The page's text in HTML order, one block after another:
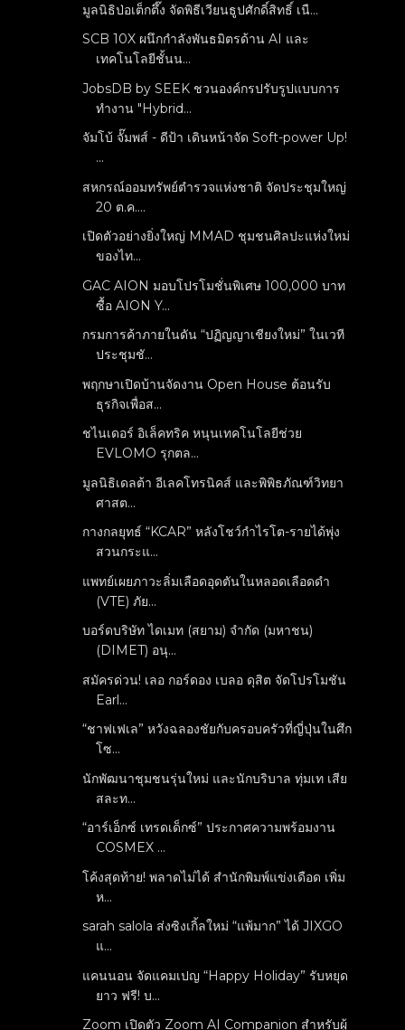
มูลนิธิป่อเต็กตึ๊ง จัดพิธีเวียนธูปศักดิ์สิทธิ์ เนื...
SCB 10X ผนึกกำลังพันธมิตรด้าน AI และ
เทคโนโลยีชั้นน...
JobsDB by SEEK ชวนองค์กรปรับรูปแบบการ
ทำงาน "Hybrid...
จัมโบ้ จั๊มพส์ - ดีป้า เดินหน้าจัด Soft-power Up!
...
สหกรณ์ออมทรัพย์ตำรวจแห่งชาติ จัดประชุมใหญ่
20 ต.ค....
เปิดตัวอย่างยิ่งใหญ่ MMAD ชุมชนศิลปะแห่งใหม่
ของไท...
GAC AION มอบโปรโมชั่นพิเศษ 100,000 บาท
ซื้อ AION Y...
กรมการค้าภายในดัน “ปฏิญญาเชียงใหม่” ในเวที
ประชุมชั...
พฤกษาเปิดบ้านจัดงาน Open House ต้อนรับ
ธุรกิจเพื่อส...
ชไนเดอร์ อิเล็คทริค หนุนเทคโนโลยีช่วย
EVLOMO รุกตล...
มูลนิธิเดลต้า อีเลคโทรนิคส์ และพิพิธภัณฑ์วิทยา
ศาสต...
กางกลยุทธ์ “KCAR” หลังโชว์กำไรโต-รายได้พุ่ง
สวนกระแ...
แพทย์เผยภาวะลิ่มเลือดอุดตันในหลอดเลือดดำ
(VTE) ภัย...
บอร์ดบริษัท ไดเมท (สยาม) จำกัด (มหาชน)
(DIMET) อนุ...
สมัครด่วน! เลอ กอร์ดอง เบลอ ดุสิต จัดโปรโมชัน
Earl...
“ชาฟเฟเล” หวังฉลองชัยกับครอบครัวที่ญี่ปุ่นในศึก
โซ...
นักพัฒนาชุมชนรุ่นใหม่ และนักบริบาล ทุ่มเท เสีย
สละท...
“อาร์เอ็กซ์ เทรดเด็กซ์” ประกาศความพร้อมงาน
COSMEX ...
โค้งสุดท้าย! พลาดไม่ได้ สำนักพิมพ์แข่งเดือด เพิ่ม
ห...
sarah salola ส่งซิงเกิ้ลใหม่ “แพ้มาก” ได้ JIXGO
แ...
แคนนอน จัดแคมเปญ “Happy Holiday” รับหยุด
ยาว ฟรี! บ...
Zoom เปิดตัว Zoom AI Companion สำหรับผู้